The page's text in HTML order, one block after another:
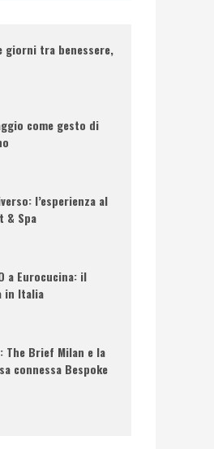
giorni tra benessere,
come gesto di
l’esperienza al
& Spa
a Eurocucina: il
in Italia
The Brief Milan e la
connessa Bespoke